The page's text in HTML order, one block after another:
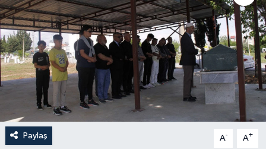
Paylaş A- A+
KANALV Spor
Kültür Sanat
Magazin
Öğle Bülteni
Sağlık